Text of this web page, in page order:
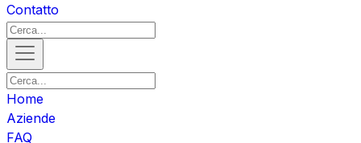
Contatto
Home
Aziende
FAQ